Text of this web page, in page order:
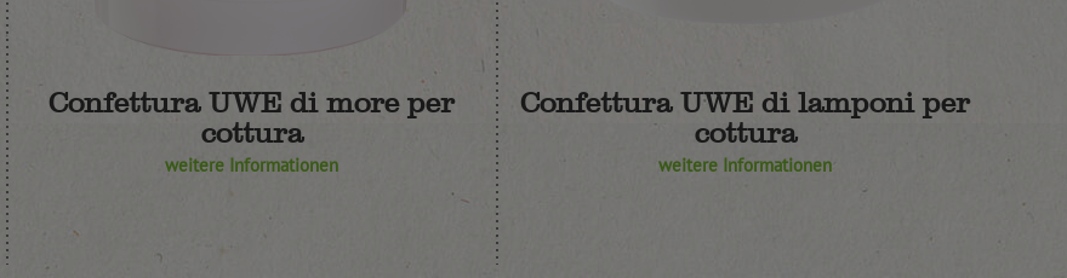
Confettura UWE di more per
cottura
weitere Informationen
Confettura UWE di lamponi per
cottura
weitere Informationen